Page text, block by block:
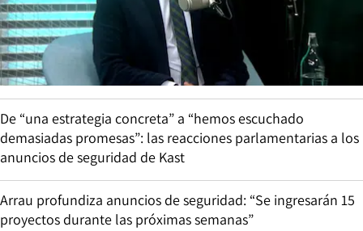
De “una estrategia concreta” a “hemos escuchado
demasiadas promesas”: las reacciones parlamentarias a los
anuncios de seguridad de Kast
Arrau profundiza anuncios de seguridad: “Se ingresarán 15
proyectos durante las próximas semanas”